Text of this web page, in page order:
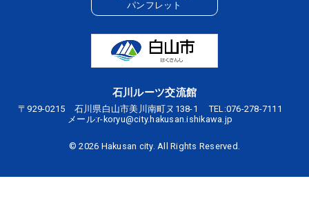
パンフレット
石川ルーツ交流館
〒929-0215 石川県白山市美川南町ヌ138-1 TEL:076-278-7111
メール:r-koryu@city.hakusan.ishikawa.jp
©2026 Hakusan city. All Rights Reserved.